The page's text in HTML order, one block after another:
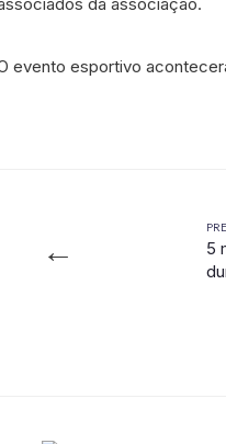
evento esportivo
←
5